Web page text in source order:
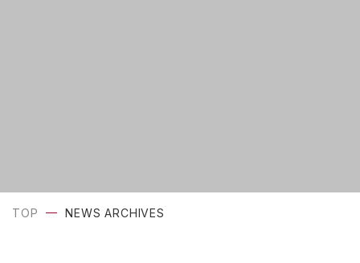
TOP NEWS ARCHIVES